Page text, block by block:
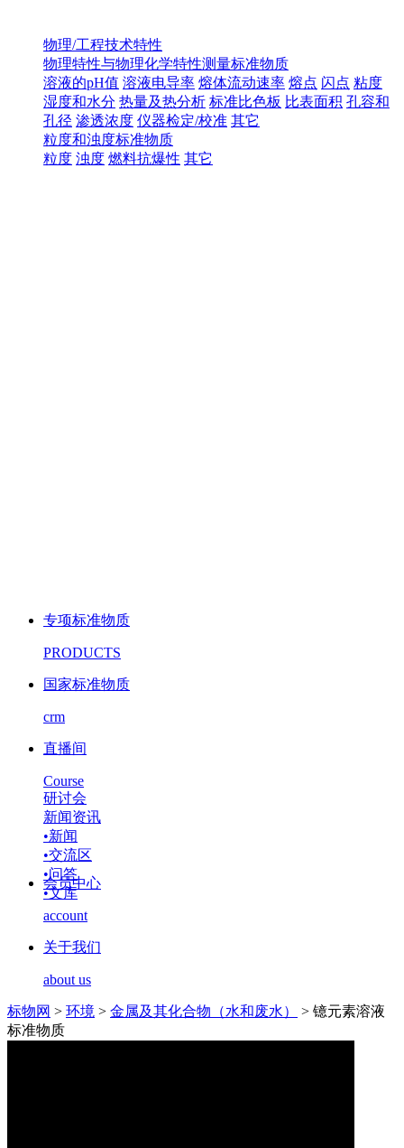
物理/工程技术特性
物理特性与物理化学特性测量标准物质
溶液的pH值 溶液电导率 熔体流动速率 熔点 闪点 粘度
湿度和水分 热量及热分析 标准比色板 比表面积 孔容和
孔径 渗透浓度 仪器检定/校准 其它
粒度和浊度标准物质
粒度 浊度 燃料抗爆性 其它
专项标准物质
PRODUCTS
国家标准物质
crm
直播间
Course
研讨会
新闻资讯
•新闻
•交流区
•问答
•文库
会员中心
account
关于我们
about us
标物网 > 环境 > 金属及其化合物（水和废水） > 镱元素溶液
标准物质